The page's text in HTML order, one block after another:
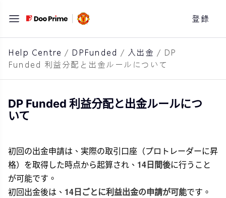
至
主
要
內
容
登錄
Help Centre / DPFunded / 入出金 / DP
Funded 利益分配と出金ルールについて
DP Funded 利益分配と出金ルールにつ
いて
初回の出金申請は、実際の取引口座（プロトレーダーに昇
格）を取得した時点から起算され、 14日間後に行うこと
が可能です。
初回出金後は、 14日ごとに利益出金の申請が可能です。